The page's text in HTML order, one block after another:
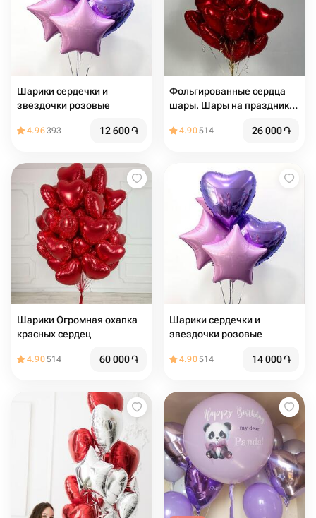
Шарики сердечки и
звездочки розовые
4.96393 12 600֏
Фольгированные сердца
шары. Шары на праздник.
Подарок на мероприятие.
4.90514 26 000֏
Шарики Огромная охапка
красных сердец
4.90514 60 000֏
Шарики сердечки и
звездочки розовые
4.90514 14 000֏